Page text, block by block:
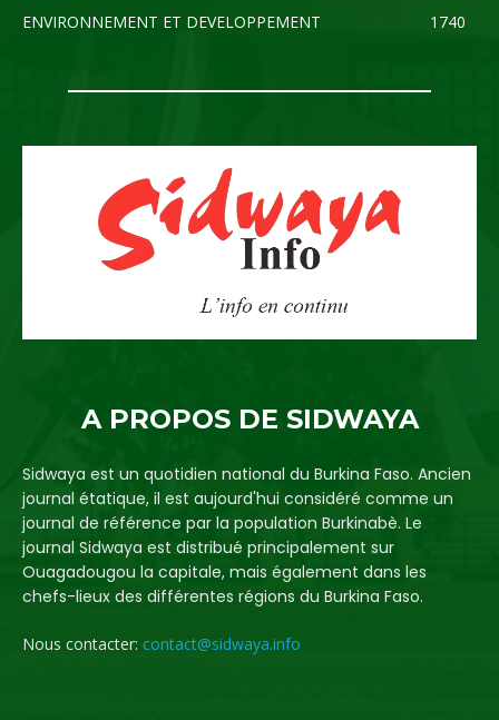
ENVIRONNEMENT ET DEVELOPPEMENT
1740
A PROPOS DE SIDWAYA
Sidwaya est un quotidien national du Burkina Faso. Ancien
journal étatique, il est aujourd'hui considéré comme un
journal de référence par la population Burkinabè. Le
journal Sidwaya est distribué principalement sur
Ouagadougou la capitale, mais également dans les
chefs-lieux des différentes régions du Burkina Faso.
Nous contacter: contact@sidwaya.info